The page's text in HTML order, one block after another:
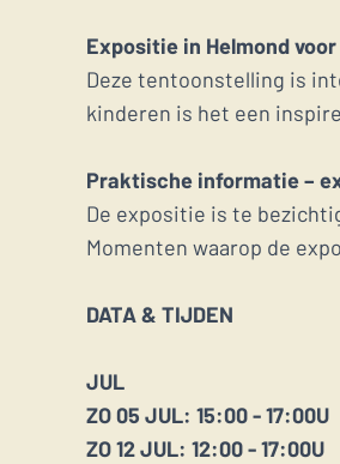
Expositie in Helmond
Deze tentoonstelling is
kinderen is het een
Praktische informatie –
De expositie is te
Momenten waarop de
DATA & TIJDEN
JUL
ZO 05 JUL: 15:00 - 17:00U
ZO 12 JUL: 12:00 - 17:00U